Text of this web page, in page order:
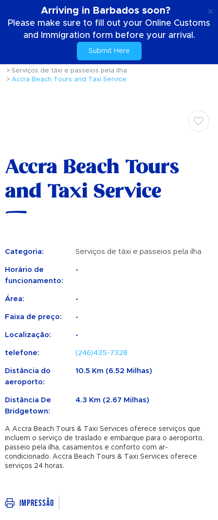
Arriving in Barbados soon?
Please make sure to fill out your Online Customs
and Immigration form before your arrival.
Submit Here
Conhecendo a Ilha
Serviços de táxi e passeios pela ilha
Accra Beach Tours and Taxi Service
Accra Beach Tours
and Taxi Service
Categoria: Serviços de táxi e passeios pela ilha
Horário de
funcionamento:
-
Área: -
Faixa de preço: -
Localização: -
telefone: (246)435-7328
Distância do
aeroporto:
10.5 Km (6.52 Milhas)
Distância De
Bridgetown:
4.3 Km (2.67 Milhas)
A Accra Beach Tours & Taxi Services oferece serviços que
incluem o serviço de traslado e embarque para o aeroporto,
passeio pela ilha, casamentos e conforto com ar-
condicionado. Accra Beach Tours & Taxi Services oferece
serviços 24 horas.
Impressão